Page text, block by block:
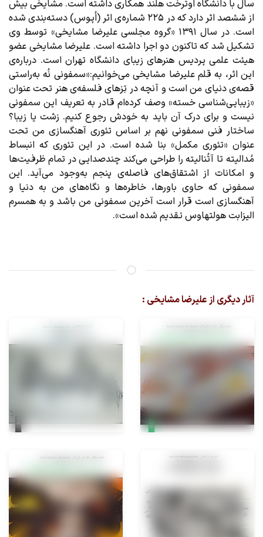
سال با دانشگاه اوترخت هلند همکاری داشته است. مشایخی بیش
از ششصد اثر دارد که در ۲۲۵ شماره ی اثر (اُپوس) دسته‌بندی شده
است. در سال ۱۳۹۱ «گروه مجلسی علیرضا مشایخی» توسط وی
تشکیل شد که تاکنون دو اجرا داشته است. علیرضا مشایخی عضو
هیئت علمی پردیس هنرهای زیبای دانشگاه تهران است. درباره‌ی
این اثر، به قلم علیرضا مشایخی می‌خوانیم:«سمفونی نُه به‌راستی
قصه‌ی دنیای من است و آنچه در تِزهای فلسفه‌ی هنر تحت عنوان
«زیبایی‌شناسی خسته» وصف کرده‌ام قادر به تعریف این سمفونی
نیست و برای درک آن باید به خودش رجوع کنیم. زشت یا زیبا؟
ساختار فنی سمفونی نهم بر اساس تئوری آهنگسازی من تحت
عنوان «تئوری مکمل» بنا شده است. در این تئوری که انبساط
مُدالیته تا آتُنالیته را طراحی می‌کند چندصدایی در تمام ظرفیت‌ها
و امکانات از اشتقاق‌های فاصله‌ی پنجم به‌وجود می‌آید. این
سمفونی که حاوی باورها، خاطره‌ها و نگاه‌های من به دنیا و
آهنگسازی است قرار است آخرین سمفونی من باشد و به همسرم
الیزابت هولتهاوس تقدیم شده است».
آثار دیگری از علیرضا مشایخی :